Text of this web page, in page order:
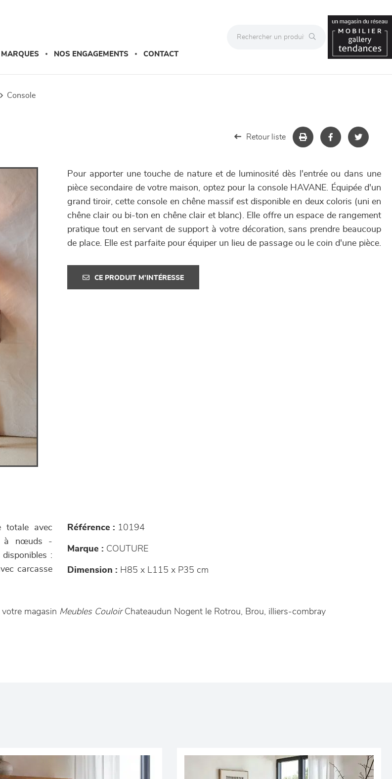
MARQUES NOS ENGAGEMENTS CONTACT
console
Retour liste
Pour apporter une touche de nature et de luminosité dès l'entrée ou dans une
pièce secondaire de votre maison, optez pour la console HAVANE. Équipée d'un
grand tiroir, cette console en chêne massif est disponible en deux coloris (uni en
chêne clair ou bi-ton en chêne clair et blanc). Elle offre un espace de rangement
pratique tout en servant de support à votre décoration, sans prendre beaucoup
de place. Elle est parfaite pour équiper un lieu de passage ou le coin d'une pièce.
CE PRODUIT M'INTÉRESSE
totale avec
à nœuds -
:
carcasse
Référence : 10194
Marque : COUTURE
Dimension : H85 x L115 x P35 cm
magasin Meubles CouloirChateaudun Nogent le Rotrou, Brou, illiers-combray